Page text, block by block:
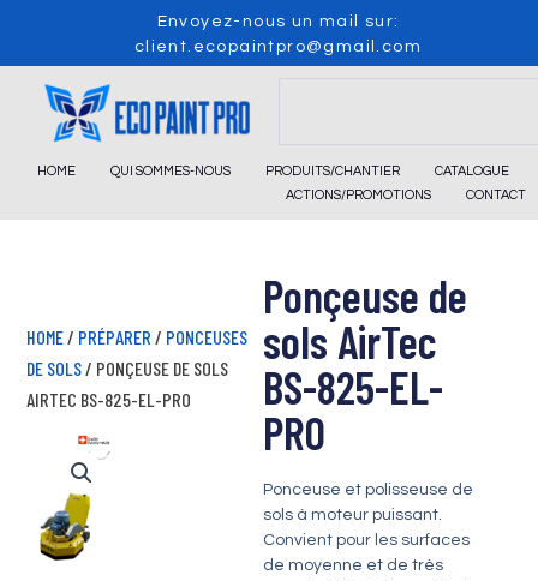
content
Envoyez-nous un mail sur:
client.ecopaintpro@gmail.com
HOME QUI SOMMES-NOUS PRODUITS/CHANTIER
CATALOGUE
ACTIONS/PROMOTIONS
CONTACT
Ponçeuse de
sols AirTec
BS-825-EL-
PRO
Ponceuse et polisseuse de
sols à moteur puissant.
Convient pour les surfaces
de moyenne et de très
HOME / PRÉPARER / PONCEUSES
DE SOLS / PONÇEUSE DE SOLS
AIRTEC BS-825-EL-PRO